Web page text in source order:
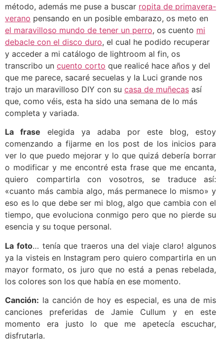
método, además me puse a buscar ropita de primavera-
verano pensando en un posible embarazo, os meto en
el maravilloso mundo de tener un perro, os cuento mi
debacle con el disco duro, el cual he podido recuperar
y acceder a mi catálogo de lightroom al fin, os
transcribo un cuento corto que realicé hace años y del
que me parece, sacaré secuelas y la Luci grande nos
trajo un maravilloso DIY con su casa de muñecas así
que, como véis, esta ha sido una semana de lo más
completa y variada.
La frase elegida ya adaba por este blog, estoy
comenzando a fijarme en los post de los inicios para
ver lo que puedo mejorar y lo que quizá debería borrar
o modificar y me encontré esta frase que me encanta,
quiero compartirla con vosotros, se traduce así:
«cuanto más cambia algo, más permanece lo mismo» y
eso es lo que debe ser mi blog, algo que cambia con el
tiempo, que evoluciona conmigo pero que no pierde su
esencia y su toque personal.
La foto… tenía que traeros una del viaje claro! algunos
ya la visteis en Instagram pero quiero compartirla en un
mayor formato, os juro que no está a penas rebelada,
los colores son los que había en ese momento.
Canción: la canción de hoy es especial, es una de mis
canciones preferidas de Jamie Cullum y en este
momento era justo lo que me apetecía escuchar,
disfrutarla.